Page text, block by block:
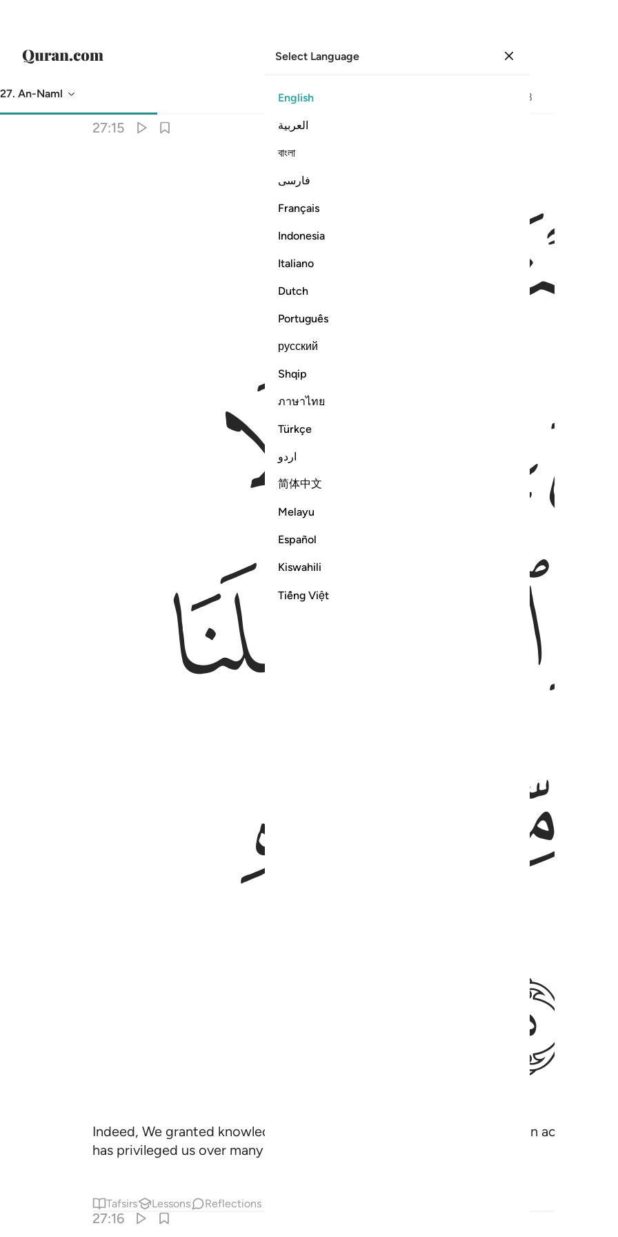
Select Language
English
العربية
বাংলা
فارسی
Français
Indonesia
Italiano
Dutch
Português
русский
Shqip
ภาษาไทย
Türkçe
اردو
简体中文
Melayu
Español
Kiswahili
Tiếng Việt
27. An-Naml 38
27:15
ٱلْحَمْدُ لِلَّهِ ٱلَّذِى فَضَّلَنَا عَلَىٰ كَثِيرٍۢ مِّنْ عِبَادِهِ ٱلْمُؤْمِنِينَ ١٥
ﱐ
ﱒﱓ
ﱔ
ﱗ
ﱘ
ﱛ
ﱜ
ﱞ
Indeed, We granted knowledge to David and Solomon. And they said ˹in
has privileged us over many of His faithful servants.”
Tafsirs Lessons Reflections
27:16